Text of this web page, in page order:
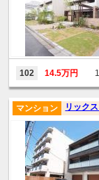
102 14.5万円
リック
マンション